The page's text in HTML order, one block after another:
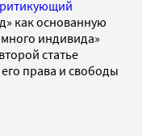
как основанную
индивида»
статье
права и свободы